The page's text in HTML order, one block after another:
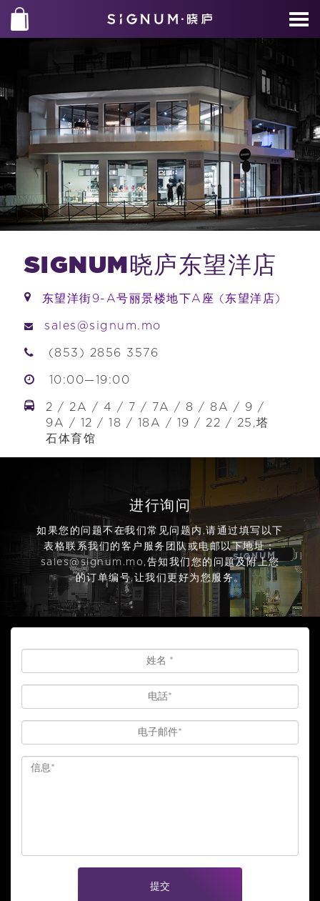
SIGNUM晓庐东望洋店
东望洋街9-A号丽景楼地下A座 (东望洋店)
sales@signum.mo
(853) 2856 3576
10:00—19:00
2 / 2A / 4 / 7 / 7A / 8 / 8A / 9 /
9A / 12 / 18 / 18A / 19 / 22 / 25,塔
石体育馆
进行询问
如果您的问题不在我们常见问题内,请通过填写以下
表格联系我们的客户服务团队或电邮以下地址：
sales@signum.mo ,告知我们您的问题及附上您
的订单编号,让我们更好为您服务。
提交